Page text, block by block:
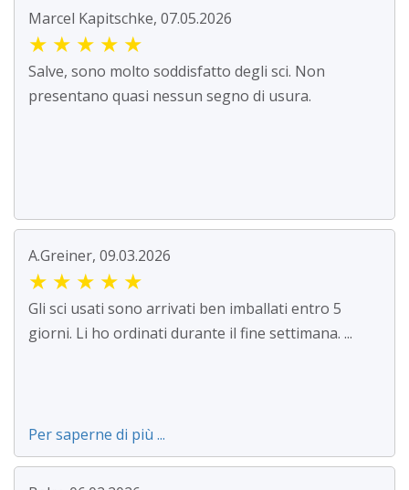
Marcel Kapitschke, 07.05.2026
★ ★ ★ ★ ★
Salve, sono molto soddisfatto degli sci. Non
presentano quasi nessun segno di usura.
A.Greiner, 09.03.2026
★ ★ ★ ★ ★
Gli sci usati sono arrivati ben imballati entro 5
giorni. Li ho ordinati durante il fine settimana. ...
Per saperne di più ...